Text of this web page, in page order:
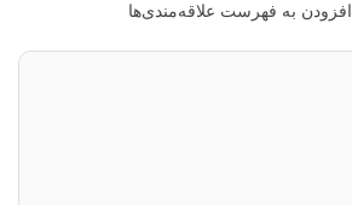
افزودن به فهرست علاقه‌مندی‌ها